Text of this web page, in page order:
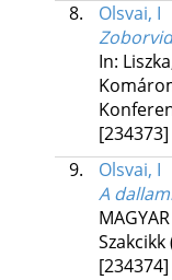
8.
Olsvai, I
In:
[234373]
9.
Olsvai, I
A
[234374]